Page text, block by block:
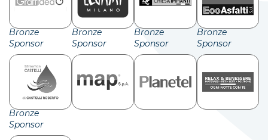
Bronze
Sponsor
Bronze
Sponsor
Bronze
Sponsor
Bronze
Sponsor
Bronze
Sponsor